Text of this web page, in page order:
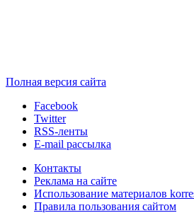
Полная версия сайта
Facebook
Twitter
RSS-ленты
E-mail рассылка
Контакты
Реклама на сайте
Использование материалов
Правила пользования сайтом